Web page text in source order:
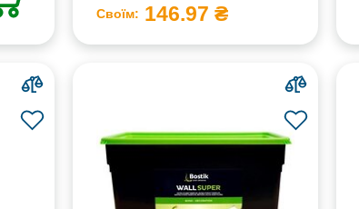
Своїм: 146.97 ₴